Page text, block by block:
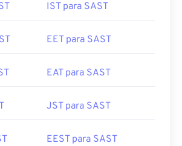
IST para SAST
EET para SAST
EAT para SAST
JST para SAST
EEST para SAST